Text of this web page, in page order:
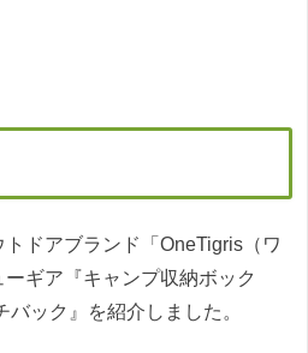
ドアブランド「OneTigris（ワ
ギア『キャンプ収納ボック
ック』を紹介しました。